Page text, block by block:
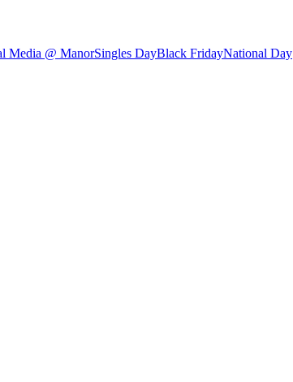
Media @ ManorSingles DayBlack FridayNational Day